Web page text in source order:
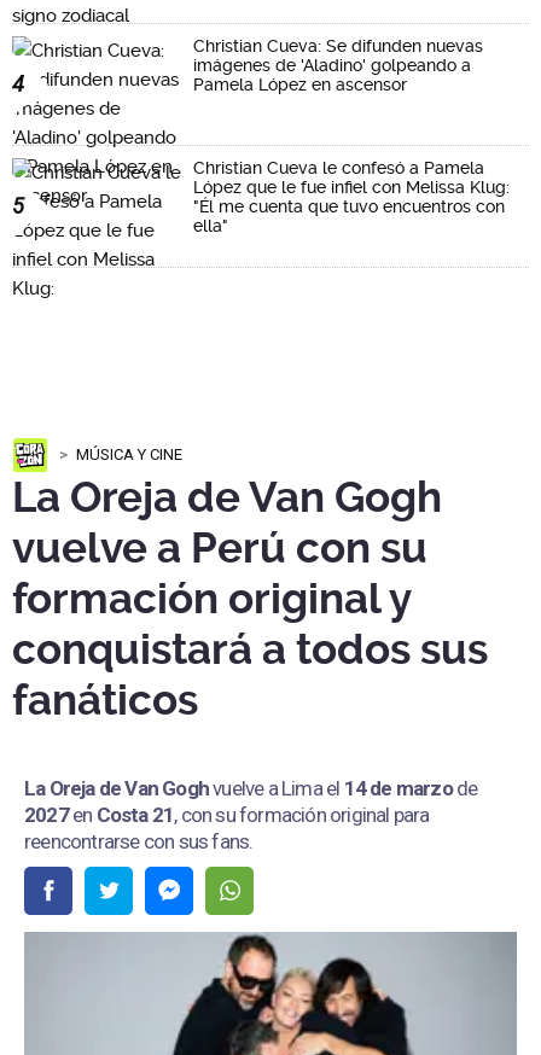
4
Christian Cueva: Se difunden nuevas
imágenes de 'Aladino' golpeando a
Pamela López en ascensor
5
Christian Cueva le confesó a Pamela
López que le fue infiel con Melissa Klug:
"Él me cuenta que tuvo encuentros con
ella"
MÚSICA Y CINE
La Oreja de Van Gogh
vuelve a Perú con su
formación original y
conquistará a todos sus
fanáticos
La Oreja de Van Goghvuelve a Lima el 14 de marzode
2027en Costa 21, con su formación original para
reencontrarse con sus fans.